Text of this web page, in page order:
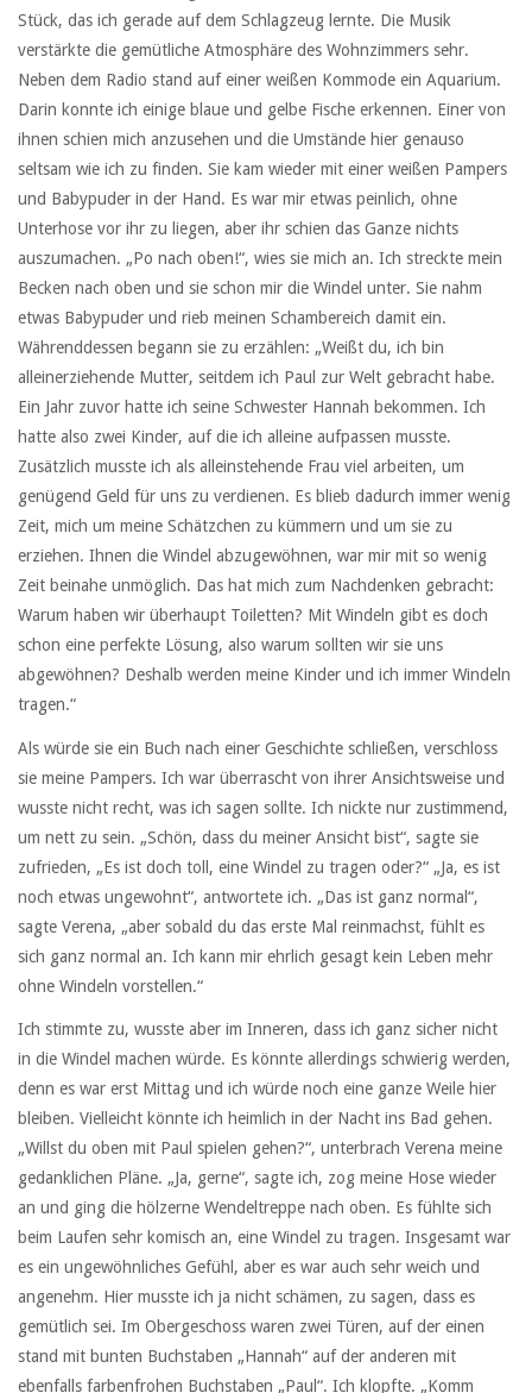
Stück, das ich gerade auf dem Schlagzeug lernte. Die Musik
verstärkte die gemütliche Atmosphäre des Wohnzimmers sehr.
Neben dem Radio stand auf einer weißen Kommode ein Aquarium.
Darin konnte ich einige blaue und gelbe Fische erkennen. Einer von
ihnen schien mich anzusehen und die Umstände hier genauso
seltsam wie ich zu finden. Sie kam wieder mit einer weißen Pampers
und Babypuder in der Hand. Es war mir etwas peinlich, ohne
Unterhose vor ihr zu liegen, aber ihr schien das Ganze nichts
auszumachen. „Po nach oben!“, wies sie mich an. Ich streckte mein
Becken nach oben und sie schon mir die Windel unter. Sie nahm
etwas Babypuder und rieb meinen Schambereich damit ein.
Währenddessen begann sie zu erzählen: „Weißt du, ich bin
alleinerziehende Mutter, seitdem ich Paul zur Welt gebracht habe.
Ein Jahr zuvor hatte ich seine Schwester Hannah bekommen. Ich
hatte also zwei Kinder, auf die ich alleine aufpassen musste.
Zusätzlich musste ich als alleinstehende Frau viel arbeiten, um
genügend Geld für uns zu verdienen. Es blieb dadurch immer wenig
Zeit, mich um meine Schätzchen zu kümmern und um sie zu
erziehen. Ihnen die Windel abzugewöhnen, war mir mit so wenig
Zeit beinahe unmöglich. Das hat mich zum Nachdenken gebracht:
Warum haben wir überhaupt Toiletten? Mit Windeln gibt es doch
schon eine perfekte Lösung, also warum sollten wir sie uns
abgewöhnen? Deshalb werden meine Kinder und ich immer Windeln
tragen.“
Als würde sie ein Buch nach einer Geschichte schließen, verschloss
sie meine Pampers. Ich war überrascht von ihrer Ansichtsweise und
wusste nicht recht, was ich sagen sollte. Ich nickte nur zustimmend,
um nett zu sein. „Schön, dass du meiner Ansicht bist“, sagte sie
zufrieden, „Es ist doch toll, eine Windel zu tragen oder?“ „Ja, es ist
noch etwas ungewohnt“, antwortete ich. „Das ist ganz normal“,
sagte Verena, „aber sobald du das erste Mal reinmachst, fühlt es
sich ganz normal an. Ich kann mir ehrlich gesagt kein Leben mehr
ohne Windeln vorstellen.“
Ich stimmte zu, wusste aber im Inneren, dass ich ganz sicher nicht
in die Windel machen würde. Es könnte allerdings schwierig werden,
denn es war erst Mittag und ich würde noch eine ganze Weile hier
bleiben. Vielleicht könnte ich heimlich in der Nacht ins Bad gehen.
„Willst du oben mit Paul spielen gehen?“, unterbrach Verena meine
gedanklichen Pläne. „Ja, gerne“, sagte ich, zog meine Hose wieder
an und ging die hölzerne Wendeltreppe nach oben. Es fühlte sich
beim Laufen sehr komisch an, eine Windel zu tragen. Insgesamt war
es ein ungewöhnliches Gefühl, aber es war auch sehr weich und
angenehm. Hier musste ich ja nicht schämen, zu sagen, dass es
gemütlich sei. Im Obergeschoss waren zwei Türen, auf der einen
stand mit bunten Buchstaben „Hannah“ auf der anderen mit
ebenfalls farbenfrohen Buchstaben „Paul“. Ich klopfte. „Komm